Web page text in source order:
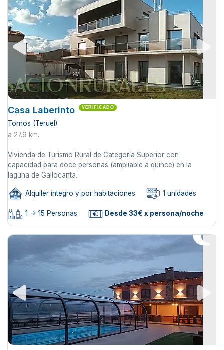
Casa Laberinto VERIFICADO
Tornos (Teruel)
a 27.9 km.
Vivienda de Turismo Rural de Categoría Superior con
capacidad para doce personas (ampliable a quince) en la
laguna de Gallocanta.
Alquiler íntegro y por habitaciones 1 unidades
1 -> 15 Personas Desde 33€ x persona/noche